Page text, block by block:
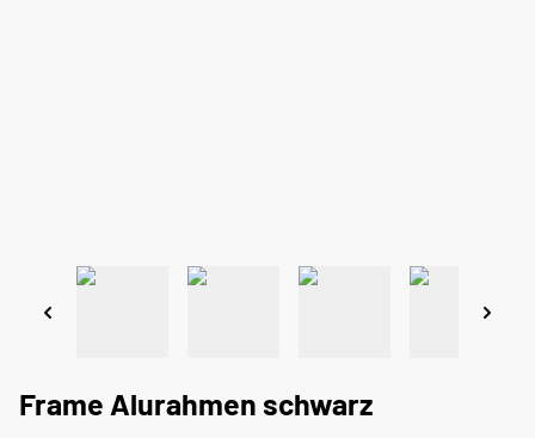
Frame Alurahmen schwarz